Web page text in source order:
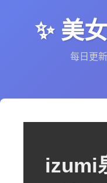
✨ 美
每日更
izumi